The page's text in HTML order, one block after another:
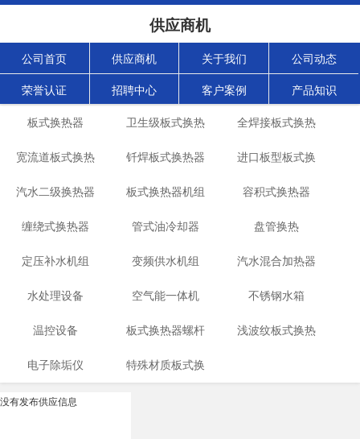
供应商机
公司首页 供应商机 关于我们 公司动态
荣誉认证 招聘中心 客户案例 产品知识
板式换热器 卫生级板式换热
器
全焊接板式换热
器
宽流道板式换热
器
钎焊板式换热器 进口板型板式换
热器
汽水二级换热器 板式换热器机组 容积式换热器
缠绕式换热器 管式油冷却器 盘管换热
定压补水机组 变频供水机组 汽水混合加热器
水处理设备 空气能一体机 不锈钢水箱
温控设备 板式换热器螺杆
夹紧器
浅波纹板式换热
电子除垢仪 特殊材质板式换
没有发布供应信息